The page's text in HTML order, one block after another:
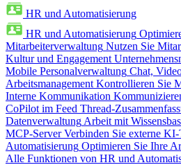
HR und Automatisierung
HR und Automatisierung
Mitarbeiterverwaltung Nutzen Sie
Kultur und Engagement
Mobile Personalverwaltung Chat,
Arbeitsmanagement Kontrollieren Sie
Interne Kommunikation
CoPilot im Feed Thread-
Datenverwaltung Arbeit mit
MCP-Server Verbinden Sie externe
Automatisierung Optimieren Sie Ihre
Alle Funktionen von HR und